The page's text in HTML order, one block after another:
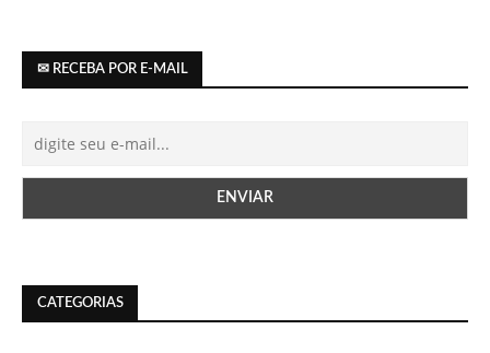
✉ RECEBA POR E-MAIL
CATEGORIAS